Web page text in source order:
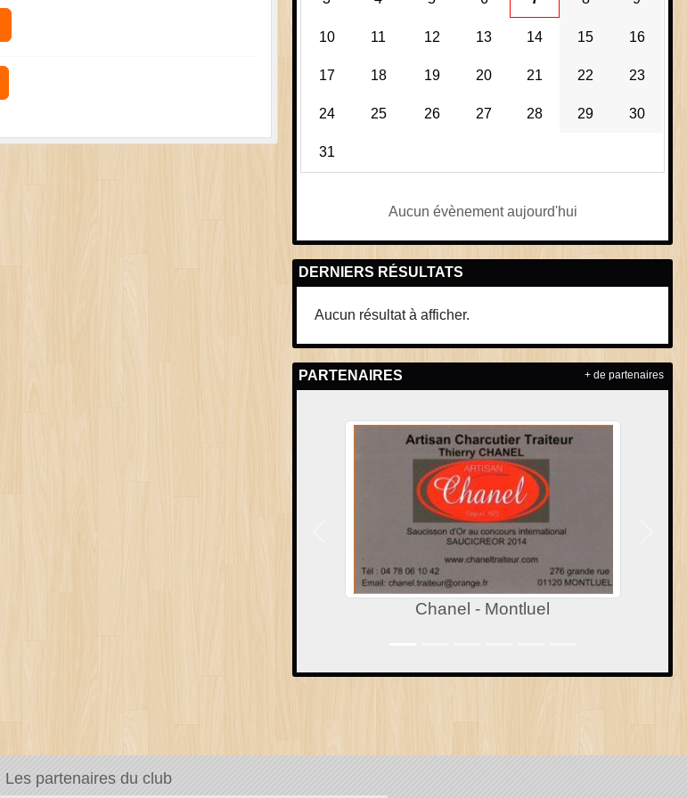
10 11 12 13 14 15 16
17 18 19 20 21 22 23
24 25 26 27 28 29 30
31
Aucun évènement aujourd'hui
DERNIERS RÉSULTATS
Aucun résultat à afficher.
PARTENAIRES
Chanel - Montluel
+ de partenaires
Les partenaires du club